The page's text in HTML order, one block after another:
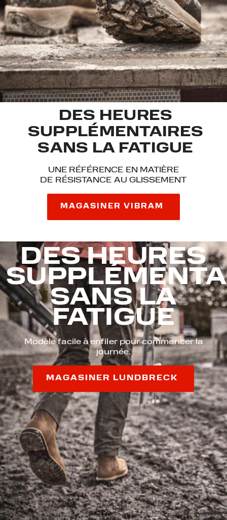
DES HEURES
SUPPLÉMENTAIRES
SANS LA FATIGUE
UNE RÉFÉRENCE EN MATIÈRE
DE RÉSISTANCE AU GLISSEMENT
MAGASINER VIBRAM
DES HEURES
SANS LA
FATIGUE
Modèle facile à enfiler pour commencer la
journée.
MAGASINER LUNDBRECK